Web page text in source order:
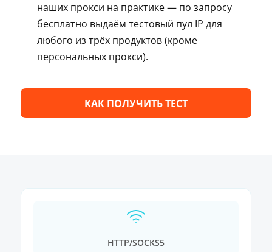
наших прокси на практике — по запросу
бесплатно выдаём тестовый пул IP для
любого из трёх продуктов (кроме
персональных прокси).
КАК ПОЛУЧИТЬ ТЕСТ
HTTP/SOCKS5